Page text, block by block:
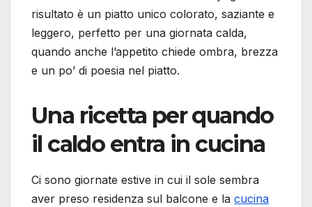
risultato è un piatto unico colorato, saziante e
leggero, perfetto per una giornata calda,
quando anche l’appetito chiede ombra, brezza
e un po’ di poesia nel piatto.
Una ricetta per quando
il caldo entra in cucina
Ci sono giornate estive in cui il sole sembra
aver preso residenza sul balcone e la cucina